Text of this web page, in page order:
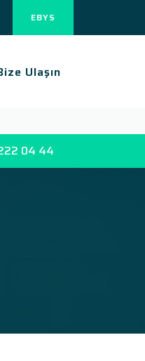
EBYS
Ulaşın
222 04 44